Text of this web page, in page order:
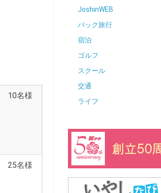
10名様
25名様
JoshinWEB
パック旅行
宿泊
ゴルフ
スクール
交通
ライフ